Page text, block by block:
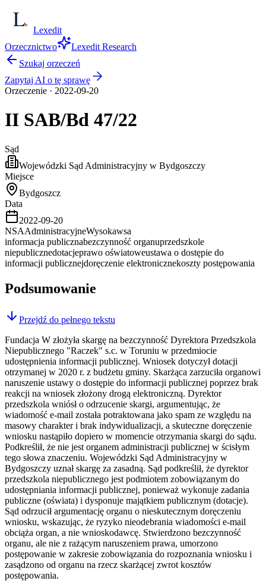
Lexedit
Orzecznictwo
Lexedit Research
Szukaj orzeczeń
Zapytaj AI o tę sprawę
Orzeczenie · 2022-09-20
II SAB/Bd 47/22
Sąd
Wojewódzki Sąd Administracyjny w Bydgoszczy
Miejsce
Bydgoszcz
Data
2022-09-20
NSAAdministracyjneWysokawsa
informacja publicznabezczynność organuprzedszkole
niepublicznedotacjeprawo oświatoweustawa o dostępie do
informacji publicznejdoręczenie elektronicznekoszty postępowania
Podsumowanie
Przejdź do pełnego tekstu
Fundacja W złożyła skargę na bezczynność Dyrektora Przedszkola
Niepublicznego "Raczek" s.c. w Toruniu w przedmiocie
udostępnienia informacji publicznej. Wniosek dotyczył dotacji
otrzymanej w 2020 r. z budżetu gminy. Skarżąca zarzuciła organowi
naruszenie ustawy o dostępie do informacji publicznej poprzez brak
reakcji na wniosek złożony drogą elektroniczną. Dyrektor
przedszkola wniósł o odrzucenie skargi, argumentując, że
wiadomość e-mail została potraktowana jako spam ze względu na
masowy charakter i brak indywidualizacji, a skuteczne doręczenie
wniosku nastąpiło dopiero w momencie otrzymania skargi do sądu.
Podkreślił, że nie jest organem administracji publicznej w ścisłym
tego słowa znaczeniu. Wojewódzki Sąd Administracyjny w
Bydgoszczy uznał skargę za zasadną. Sąd podkreślił, że dyrektor
przedszkola niepublicznego jest podmiotem zobowiązanym do
udostępniania informacji publicznej, ponieważ wykonuje zadania
publiczne (oświata) i dysponuje majątkiem publicznym (dotacje).
Sąd odrzucił argumentację organu o nieskutecznym doręczeniu
wniosku, wskazując, że ryzyko nieodebrania wiadomości e-mail
obciąża organ, a nie wnioskodawcę. Stwierdzono bezczynność
organu, ale nie z rażącym naruszeniem prawa, umorzono
postępowanie w zakresie zobowiązania do rozpoznania wniosku i
zasądzono od organu na rzecz skarżącej zwrot kosztów
postępowania.